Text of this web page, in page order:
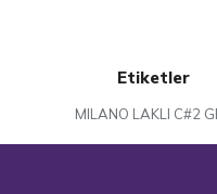
Etiketler
MILANO LAKLI C#2